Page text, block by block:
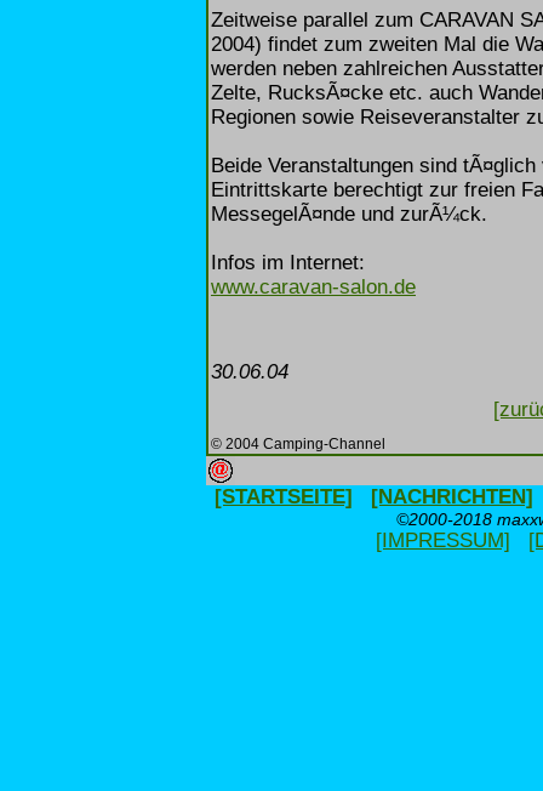
Zeitweise parallel zum CARAVAN
2004) findet zum zweiten Mal die
werden neben zahlreichen
Zelte, RucksÃ¤cke etc. auch
Regionen sowie Reiseveranstalter
Beide Veranstaltungen sind
Eintrittskarte berechtigt zur freien
MessegelÃ¤nde und zurÃ¼ck.
Infos im Internet:
www.caravan-salon.de
30.06.04
© 2004 Camping-Channel
[STARTSEITE] [NACHRICHTEN]
©2000-2018
[IMPRESSUM]